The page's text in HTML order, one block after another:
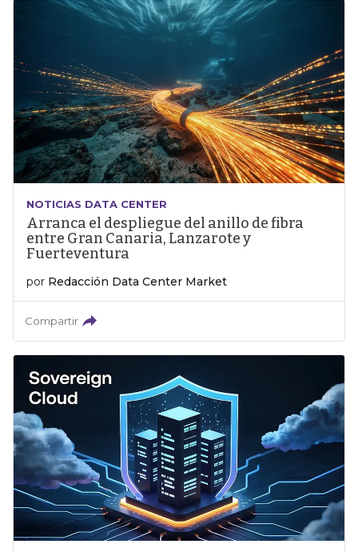
NOTICIAS DATA CENTER
Arranca el despliegue del anillo de fibra
entre Gran Canaria, Lanzarote y
Fuerteventura
por Redacción Data Center Market
Compartir